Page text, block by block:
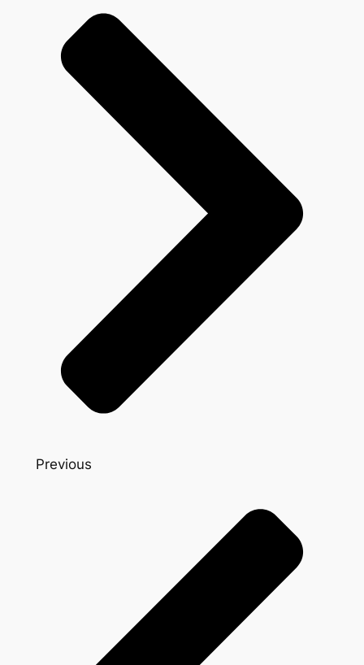
Previous